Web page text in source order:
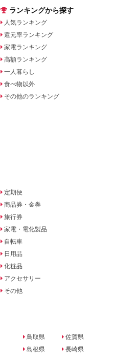
ランキングから探す
人気ランキング
還元率ランキング
家電ランキング
高額ランキング
一人暮らし
食べ物以外
その他のランキング
定期便
商品券・金券
旅行券
家電・電化製品
自転車
日用品
化粧品
アクセサリー
その他
鳥取県
島根県
佐賀県
長崎県